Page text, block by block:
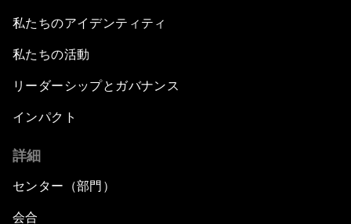
私たちのアイデンティティ
私たちの活動
リーダーシップとガバナンス
インパクト
詳細
センター（部門）
会合